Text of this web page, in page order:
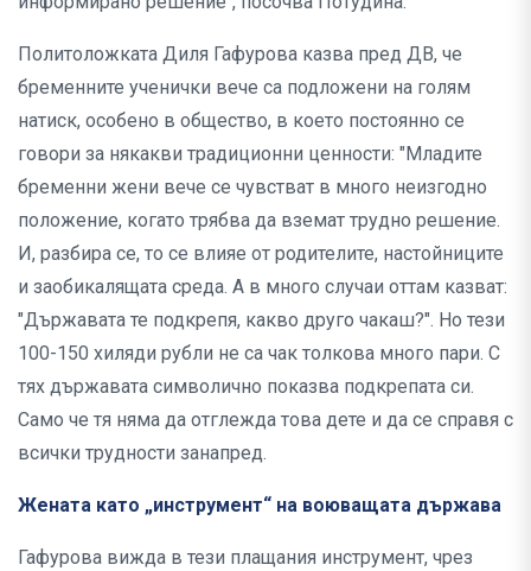
Политоложката Диля Гафурова казва пред ДВ, че
бременните ученички вече са подложени на голям
натиск, особено в общество, в което постоянно се
говори за някакви традиционни ценности: "Младите
бременни жени вече се чувстват в много неизгодно
положение, когато трябва да вземат трудно решение.
И, разбира се, то се влияе от родителите, настойниците
и заобикалящата среда. А в много случаи оттам казват:
"Държавата те подкрепя, какво друго чакаш?". Но тези
100-150 хиляди рубли не са чак толкова много пари. С
тях държавата символично показва подкрепата си.
Само че тя няма да отглежда това дете и да се справя с
всички трудности занапред.
Жената като „инструмент“ на воюващата държава
Гафурова вижда в тези плащания инструмент, чрез